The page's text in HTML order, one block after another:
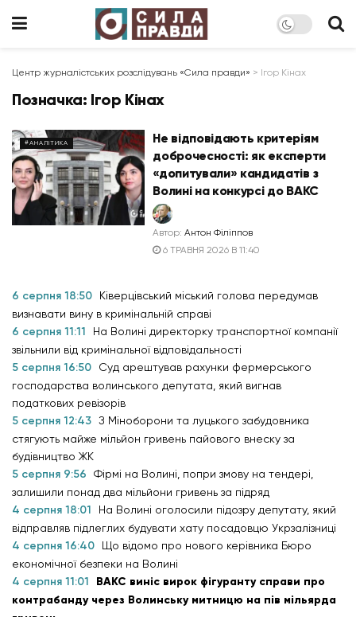
Центр журналістських розслідувань «Сила правди» > Ігор Кінах
Позначка: Ігор Кінах
#АНАЛІТИКА
Не відповідають критеріям
доброчесності: як експерти
«допитували» кандидатів з
Волині на конкурсі до ВАКС
Автор: Антон Філіппов
6 ТРАВНЯ 2026 В 11:40
6 серпня 18:50
Ківерцівський міський голова передумав
визнавати вину в кримінальній справі
6 серпня 11:11
На Волині директорку транспортної компанії
звільнили від кримінальної відповідальності
5 серпня 16:50
Суд арештував рахунки фермерського
господарства волинського депутата, який вигнав
податкових ревізорів
5 серпня 12:43 З Міноборони та луцького забудовника
стягують майже мільйон гривень пайового внеску за
будівництво ЖК
5 серпня 9:56
Фірмі на Волині, попри змову на тендері,
залишили понад два мільйони гривень за підряд
4 серпня 18:01
На Волині оголосили підозру депутату, який
відправляв підлеглих будувати хату посадовцю Укрзалізниці
4 серпня 16:40
Що відомо про нового керівника Бюро
економічної безпеки на Волині
4 серпня 11:01
ВАКС виніс вирок фігуранту справи про
контрабанду через Волинську митницю на пів мільярда